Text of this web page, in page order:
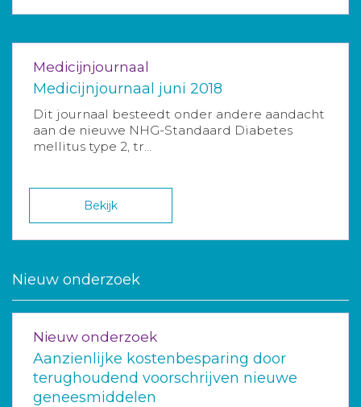
Medicijnjournaal
Medicijnjournaal juni 2018
Dit journaal besteedt onder andere aandacht
aan de nieuwe NHG-Standaard Diabetes
mellitus type 2, tr...
Bekijk
Nieuw onderzoek
Nieuw onderzoek
Aanzienlijke kostenbesparing door
terughoudend voorschrijven nieuwe
geneesmiddelen